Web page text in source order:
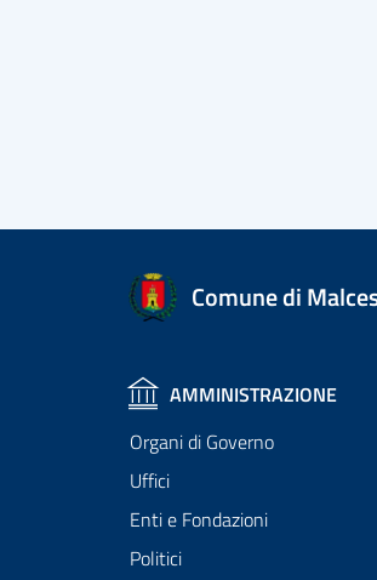
Comune di
AMMINISTRAZIONE
Organi di Governo
Uffici
Enti e Fondazioni
Politici